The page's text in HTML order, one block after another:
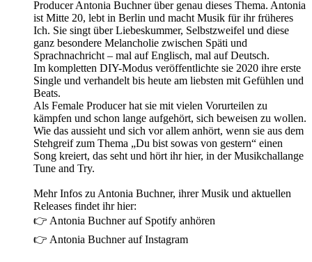
Producer Antonia Buchner über genau dieses Thema. Antonia
ist Mitte 20, lebt in Berlin und macht Musik für ihr früheres
Ich. Sie singt über Liebeskummer, Selbstzweifel und diese
ganz besondere Melancholie zwischen Späti und
Sprachnachricht – mal auf Englisch, mal auf Deutsch.
Im kompletten DIY-Modus veröffentlichte sie 2020 ihre erste
Single und verhandelt bis heute am liebsten mit Gefühlen und
Beats.
Als Female Producer hat sie mit vielen Vorurteilen zu
kämpfen und schon lange aufgehört, sich beweisen zu wollen.
Wie das aussieht und sich vor allem anhört, wenn sie aus dem
Stehgreif zum Thema „Du bist sowas von gestern“ einen
Song kreiert, das seht und hört ihr hier, in der Musikchallange
Tune and Try.
Mehr Infos zu Antonia Buchner, ihrer Musik und aktuellen
Releases findet ihr hier:
👉 Antonia Buchner auf Spotify anhören
👉 Antonia Buchner auf Instagram